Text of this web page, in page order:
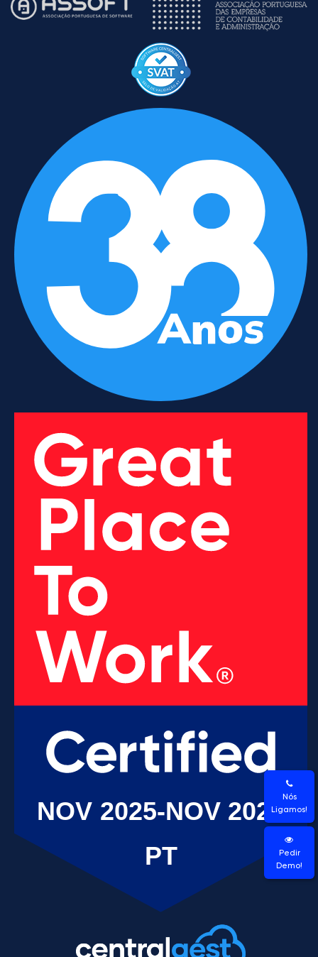
Nós
Ligamos!
Pedir
Demo!